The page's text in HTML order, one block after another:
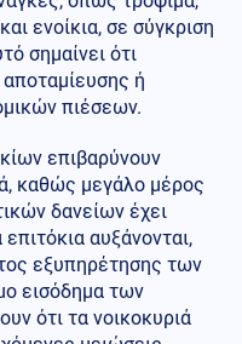
ενοίκια, σε σύγκριση
σημαίνει ότι
ή
πιέσεων.
επιβαρύνουν
καθώς μεγάλο μέρος
δανείων έχει
αυξάνονται,
εξυπηρέτησης των
εισόδημα των
ότι τα νοικοκυριά